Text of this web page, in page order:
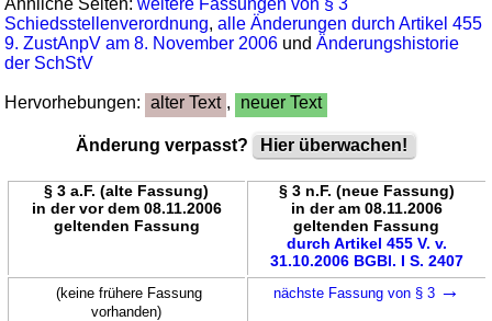
Schiedsstellenverordnung,alle Änderungen durch Artikel 455
9. ZustAnpV am 8. November 2006 undÄnderungshistorie
der SchStV
Hervorhebungen: alter Text , neuer Text
Änderung verpasst? Hier überwachen!
§ 3 a.F. (alte Fassung)
in der vor dem 08.11.2006
geltenden Fassung
§ 3 n.F. (neue Fassung)
in der am 08.11.2006
geltenden Fassung
durch Artikel 455 V. v.
31.10.2006 BGBl. I S. 2407
(keine frühere Fassung
vorhanden)
nächste Fassung von § 3 →